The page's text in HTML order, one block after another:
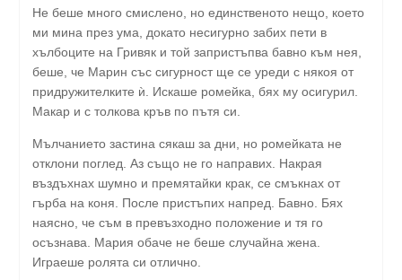
Не беше много смислено, но единственото нещо, което
ми мина през ума, докато несигурно забих пети в
хълбоците на Гривяк и той запристъпва бавно към нея,
беше, че Марин със сигурност ще се уреди с някоя от
придружителките ѝ. Искаше ромейка, бях му осигурил.
Макар и с толкова кръв по пътя си.
Мълчанието застина сякаш за дни, но ромейката не
отклони поглед. Аз също не го направих. Накрая
въздъхнах шумно и премятайки крак, се смъкнах от
гърба на коня. После пристъпих напред. Бавно. Бях
наясно, че съм в превъзходно положение и тя го
осъзнава. Мария обаче не беше случайна жена.
Играеше ролята си отлично.